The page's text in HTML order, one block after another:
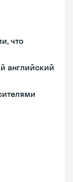
что
английский